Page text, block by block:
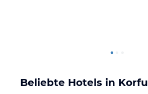
Beliebte Hotels in Korfu